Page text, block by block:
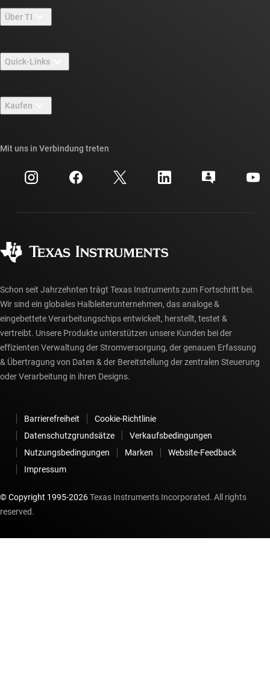
Über TI
Stellenangebote
Newsroom
Veranstaltungen
Investorenbeziehungen
Quick-Links
TI E2E™-Design-Support-Foren
Querverweis-Suche
Kundensupportzentrum
myTI-Konto FAQs
Kaufen
Häufig gestellte Fragen zu Bestellungen
Mit uns in Verbindung treten
Schon seit Jahrzehnten trägt Texas Instruments zum Fortschritt bei.
Wir sind ein globales Halbleiterunternehmen, das analoge &
eingebettete Verarbeitungschips entwickelt, herstellt, testet &
vertreibt. Unsere Produkte unterstützen unsere Kunden bei der
effizienten Verwaltung der Stromversorgung, der genauen Erfassung
& Übertragung von Daten & der Bereitstellung der zentralen Steuerung
oder Verarbeitung in ihren Designs.
Barrierefreiheit
Cookie-Richtlinie
Datenschutzgrundsätze
Verkaufsbedingungen
Nutzungsbedingungen
Marken
Website-Feedback
Impressum
© Copyright 1995-2026Texas Instruments Incorporated. All rights
reserved.